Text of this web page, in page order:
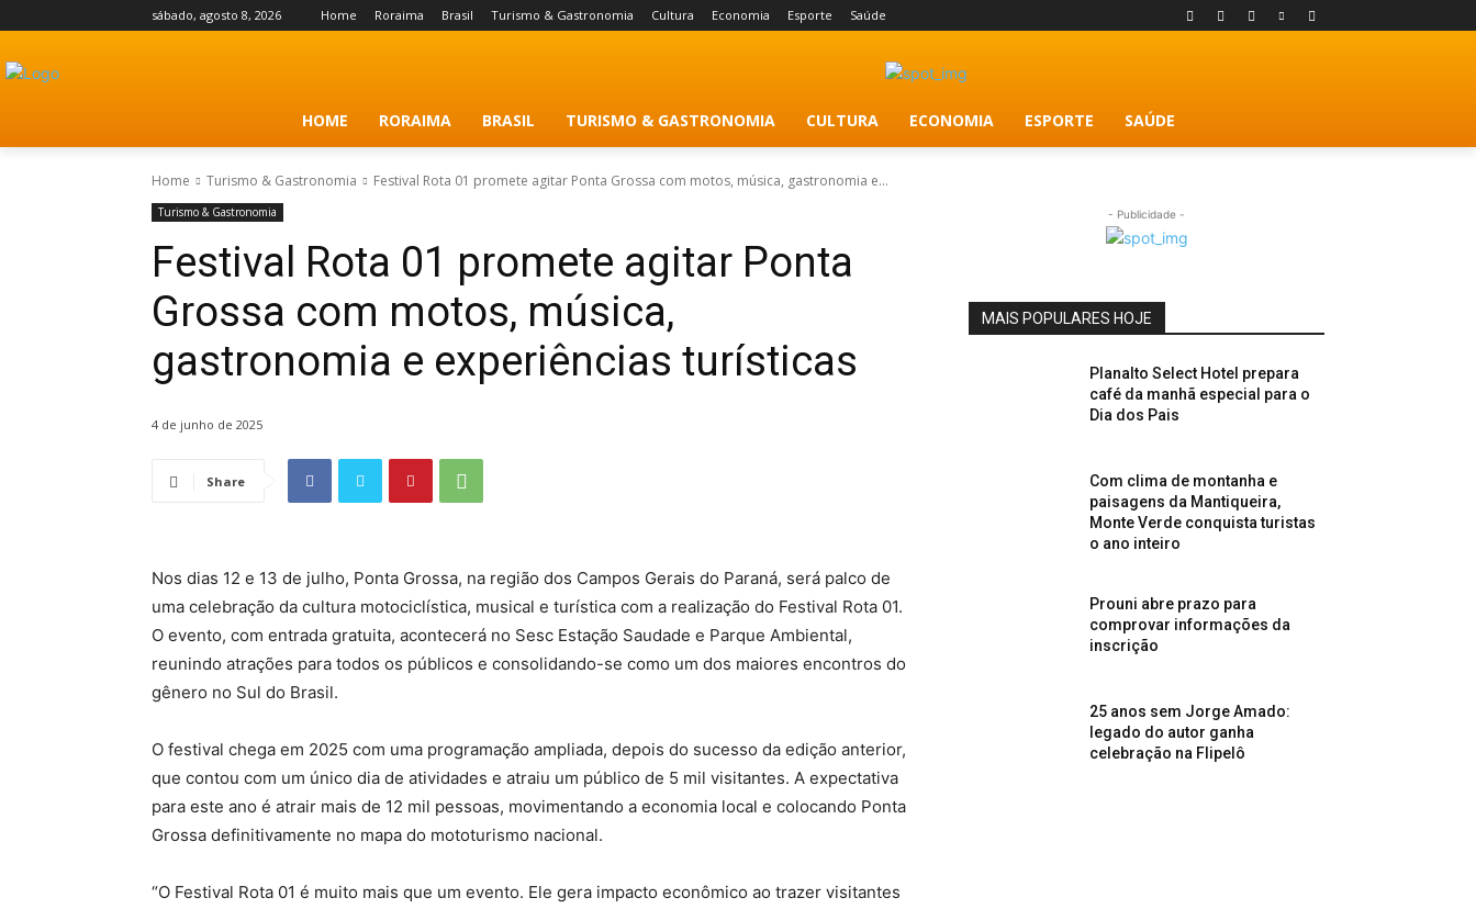
sábado, agosto 8, 2026 Home Roraima Brasil Turismo & Gastronomia Cultura Economia Esporte Saúde
HOME RORAIMA BRASIL TURISMO & GASTRONOMIA CULTURA ECONOMIA ESPORTE SAÚDE
Home Turismo & Gastronomia Festival Rota 01 promete agitar Ponta Grossa com motos, música, gastronomia e...
Turismo & Gastronomia
Festival Rota 01 promete agitar Ponta
Grossa com motos, música,
gastronomia e experiências turísticas
4 de junho de 2025
Share
Nos dias 12 e 13 de julho, Ponta Grossa, na região dos Campos Gerais do Paraná, será palco de
uma celebração da cultura motociclística, musical e turística com a realização do Festival Rota 01.
O evento, com entrada gratuita, acontecerá no Sesc Estação Saudade e Parque Ambiental,
reunindo atrações para todos os públicos e consolidando-se como um dos maiores encontros do
gênero no Sul do Brasil.
O festival chega em 2025 com uma programação ampliada, depois do sucesso da edição anterior,
que contou com um único dia de atividades e atraiu um público de 5 mil visitantes. A expectativa
para este ano é atrair mais de 12 mil pessoas, movimentando a economia local e colocando Ponta
Grossa definitivamente no mapa do mototurismo nacional.
“O Festival Rota 01 é muito mais que um evento. Ele gera impacto econômico ao trazer visitantes
- Publicidade -
MAIS POPULARES HOJE
Planalto Select Hotel prepara
café da manhã especial para o
Dia dos Pais
Com clima de montanha e
paisagens da Mantiqueira,
Monte Verde conquista turistas
o ano inteiro
Prouni abre prazo para
comprovar informações da
inscrição
25 anos sem Jorge Amado:
legado do autor ganha
celebração na Flipelô